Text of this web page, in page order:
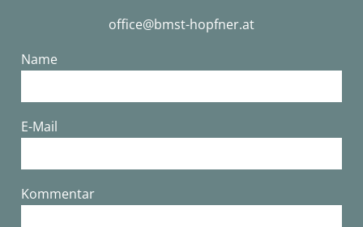
office@bmst-hopfner.at
Name
E-Mail
Bitte lasse dieses Feld leer.
Kommentar